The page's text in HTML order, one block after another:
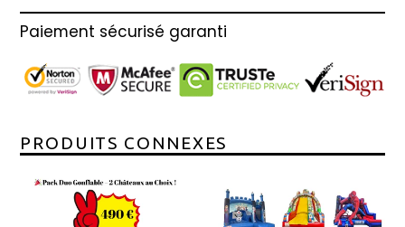
Paiement sécurisé garanti
PRODUITS CONNEXES